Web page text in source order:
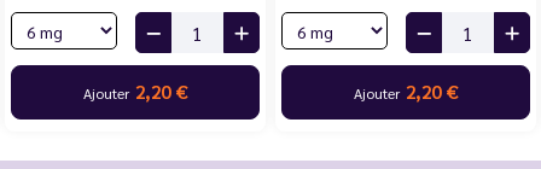
Ajouter 2,20 € Ajouter 2,20 €